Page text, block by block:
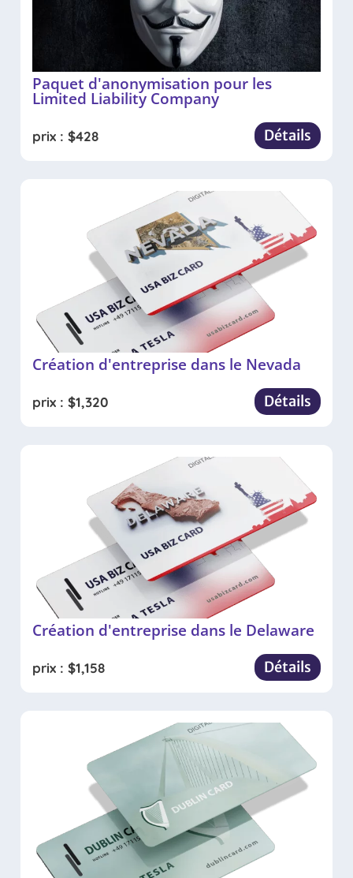
Paquet d'anonymisation pour les
Limited Liability Company
prix : $428 Détails
Création d'entreprise dans le Nevada
prix : $1,320 Détails
Création d'entreprise dans le Delaware
prix : $1,158 Détails